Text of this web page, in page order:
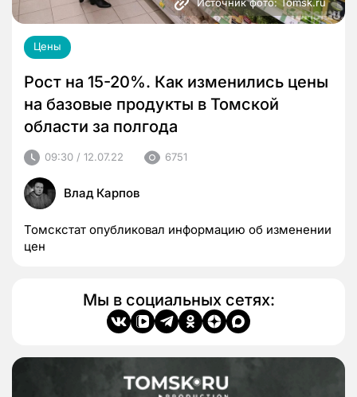
Цены
Рост на 15-20%. Как изменились цены
на базовые продукты в Томской
области за полгода
09:30 / 12.07.22 6751
Влад Карпов
Томскстат опубликовал информацию об изменении
цен
Мы в социальных сетях: